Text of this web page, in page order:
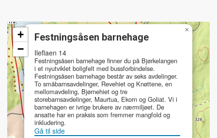
Festningsåsen barnehage
Ileflaen 14
Festningsåsen barnehage finner du på Bjørkelangen
i et nyutviklet boligfelt med bussforbindelse.
Festningsåsen barnehage består av seks avdelinger.
To småbarnsavdelinger, Revehiet og Knøttene, en
mellomavdeling, Bjørnehiet og tre
storebarnsavdelinger, Maurtua, Ekorn og Goliat. Vi i
barnehagen er ivrige brukere av nærmiljøet. De
ansatte har en praksis som fremmer mangfold og
inkludering.
Gå til side
×
+
−